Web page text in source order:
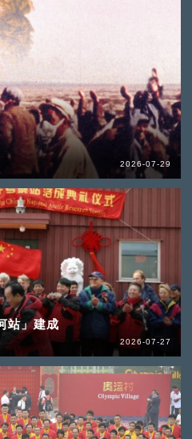
2026-07-29
站」建成
2026-07-27